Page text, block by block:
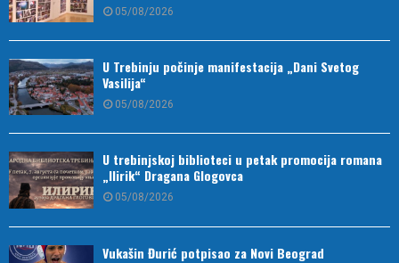
05/08/2026
U Trebinju počinje manifestacija „Dani Svetog
Vasilija“
05/08/2026
U trebinjskoj biblioteci u petak promocija romana
„Ilirik“ Dragana Glogovca
05/08/2026
Vukašin Đurić potpisao za Novi Beograd